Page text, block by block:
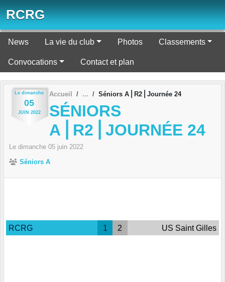
RCRG
News La vie du club Photos Classements
Convocations Contact et plan
Le dimanche
05
JUIN 2022
Accueil Séniors A⎪R2⎪Journée 24
SÉNIORS
A⎪R2⎪JOURNÉE 24
Le dimanche 05 juin 2022
Séniors A
RCRG 1 2 US Saint Gilles